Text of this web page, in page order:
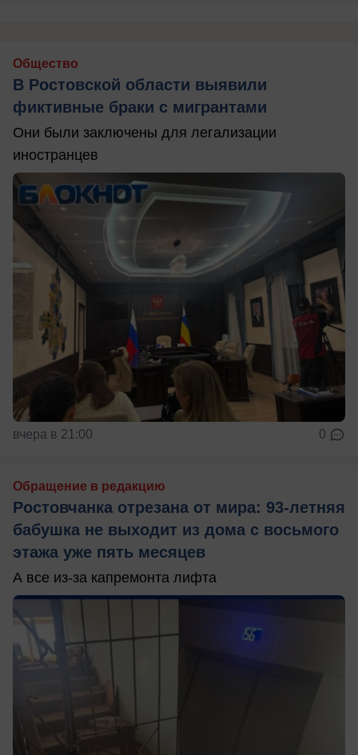
Общество
В Ростовской области выявили
фиктивные браки с мигрантами
Они были заключены для легализации
иностранцев
вчера в 21:00 0
Обращение в редакцию
Ростовчанка отрезана от мира: 93-летняя
бабушка не выходит из дома с восьмого
этажа уже пять месяцев
А все из-за капремонта лифта